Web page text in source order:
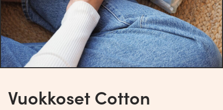
Vuokkoset Cotton